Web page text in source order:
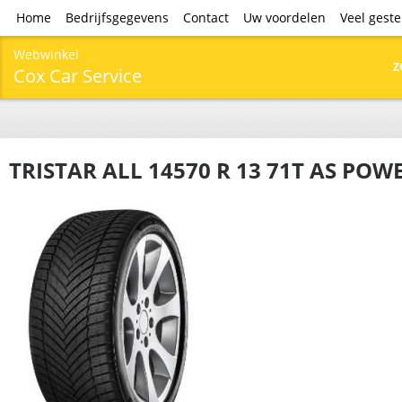
Home Bedrijfsgegevens Contact Uw voordelen Veel
Webwinkel
Cox Car Service
TRISTAR ALL 14570 R 13 71T AS